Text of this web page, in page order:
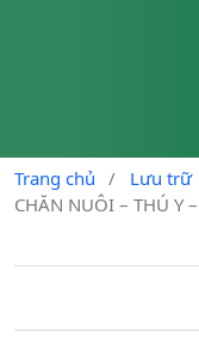
Trang chủ / Lưu trữ
CHĂN NUÔI – THÚ Y